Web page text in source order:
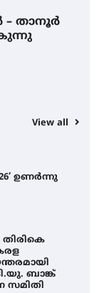
– താനൂർ
View all
നിന്ന്
ആര്യ
ഉണർന്നു
ബാങ്ക്
സമിതി